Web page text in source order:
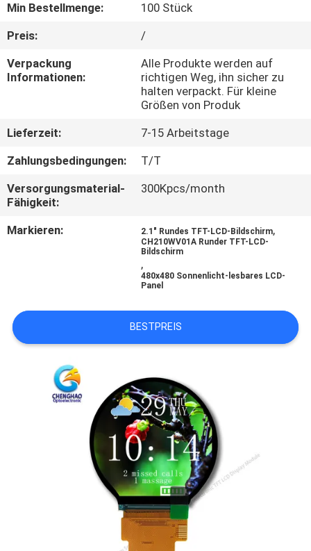
MIT
UNS
EIN
ANGEBOT
SITEMAP
Min Bestellmenge:
100 Stück
Preis:
/
Verpackung
Informationen:
Alle Produkte werden auf
richtigen Weg, ihn sicher zu
halten verpackt. Für kleine
Größen von Produk
Lieferzeit:
7-15 Arbeitstage
Zahlungsbedingungen:
T/T
Versorgungsmaterial-
Fähigkeit:
300Kpcs/month
Markieren: 2.1" Rundes TFT-LCD-Bildschirm,
CH210WV01A Runder TFT-LCD-
Bildschirm
,
480x480 Sonnenlicht-lesbares LCD-
Panel
BESTPREIS